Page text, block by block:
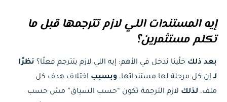
إيه المستندات اللي لازم تترجمها قبل ما
تكلم مستثمرين؟
بعد ذلك خلّينا ندخل في الأهم: إيه اللي لازم يتترجم فعلًا؟ نظرًا
لـإن كل مرحلة لها مستنداتها، وبسبب اختلاف هدف كل
ملف، لذلك لازم الترجمة تكون “حسب السياق” مش حسب